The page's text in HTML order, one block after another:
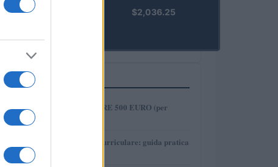
PRIME)
$2,036.25
PIÙ LETTI
1
COME INVESTIRE 500 EURO (per
2
Tirocinio extra-curriculare: guida pratica